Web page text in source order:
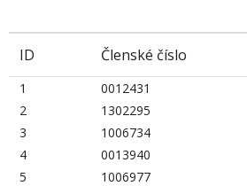
ID Členské číslo
1 0012431
2
1302295
3
1006734
4
0013940
5
1006977